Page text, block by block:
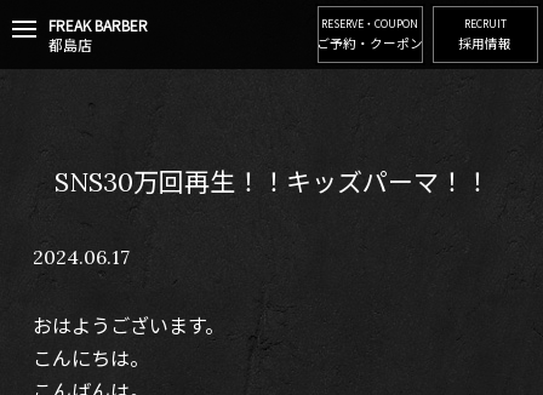
FREAK BARBER
都島店
RESERVE・COUPON
ご予約・クーポン
RECRUIT
採用情報
SNS30万回再生！！キッズパーマ！！
2024.06.17
おはようございます。
こんにちは。
t
g